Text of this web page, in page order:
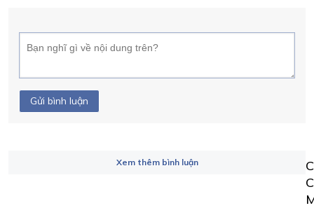
Gửi bình luận
Xem thêm bình luận